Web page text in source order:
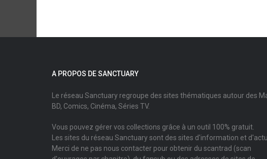
A PROPOS DE SANCTUARY
Le réseau Sanctuary regroupe des sites thématiques autour des
BD, Comics, Cinéma, Séries TV.
Vous pouvez gérer vos collections grâce à un outil 100% gratuit.
Les sites du réseau Sanctuary sont des sites d'information et
Merci de ne pas nous contacter pour obtenir du scantrad (scan